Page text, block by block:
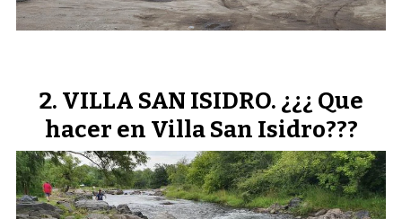
VILLA SAN ISIDRO. ¿¿¿ Que
hacer en Villa San Isidro???